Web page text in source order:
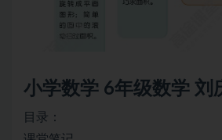
小学数学 6年级数学 刘
目录：